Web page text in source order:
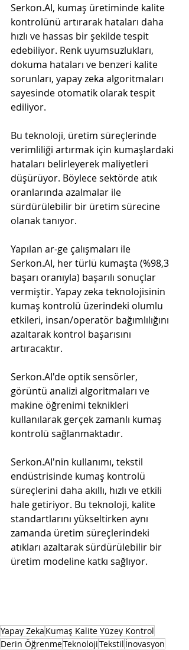
Serkon.AI, kumaş üretiminde kalite
kontrolünü artırarak hataları daha
hızlı ve hassas bir şekilde tespit
edebiliyor. Renk uyumsuzlukları,
dokuma hataları ve benzeri kalite
sorunları, yapay zeka algoritmaları
sayesinde otomatik olarak tespit
ediliyor.
Bu teknoloji, üretim süreçlerinde
verimliliği artırmak için kumaşlardaki
hataları belirleyerek maliyetleri
düşürüyor. Böylece sektörde atık
oranlarında azalmalar ile
sürdürülebilir bir üretim sürecine
olanak tanıyor.
Yapılan ar-ge çalışmaları ile
Serkon.AI, her türlü kumaşta (%98,3
başarı oranıyla) başarılı sonuçlar
vermiştir. Yapay zeka teknolojisinin
kumaş kontrolü üzerindeki olumlu
etkileri, insan/operatör bağımlılığını
azaltarak kontrol başarısını
artıracaktır.
Serkon.AI'de optik sensörler,
görüntü analizi algoritmaları ve
makine öğrenimi teknikleri
kullanılarak gerçek zamanlı kumaş
kontrolü sağlanmaktadır.
Serkon.AI'nin kullanımı, tekstil
endüstrisinde kumaş kontrolü
süreçlerini daha akıllı, hızlı ve etkili
hale getiriyor. Bu teknoloji, kalite
standartlarını yükseltirken aynı
zamanda üretim süreçlerindeki
atıkları azaltarak sürdürülebilir bir
üretim modeline katkı sağlıyor.
Yapay Zeka Kumaş Kalite Yüzey Kontrol
Derin ÖğrenmeTeknolojiTekstil İnovasyon